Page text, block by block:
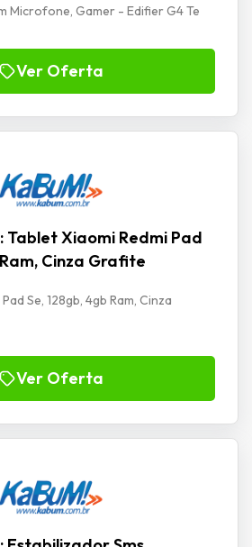
Microfone, Gamer - Edifier G4 Te
Ver Oferta
Xiaomi Redmi Pad
Cinza Grafite
Se, 128gb, 4gb Ram, Cinza
Ver Oferta